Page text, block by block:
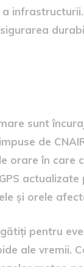
sunt
de
orare în care
și orele
pentru
ale vremii.